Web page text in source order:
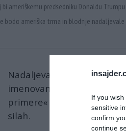
If you
sensitive
confirm
continue
bi ameriškemu predsedniku Donaldu
bodo ameriška trma in blodnje
Nadaljevanje ameriškega
imenovane pomorske
primere« vojaško akcijo,
silah.